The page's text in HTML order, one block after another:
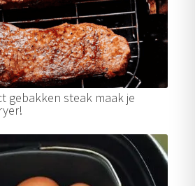
gebakken steak maak je